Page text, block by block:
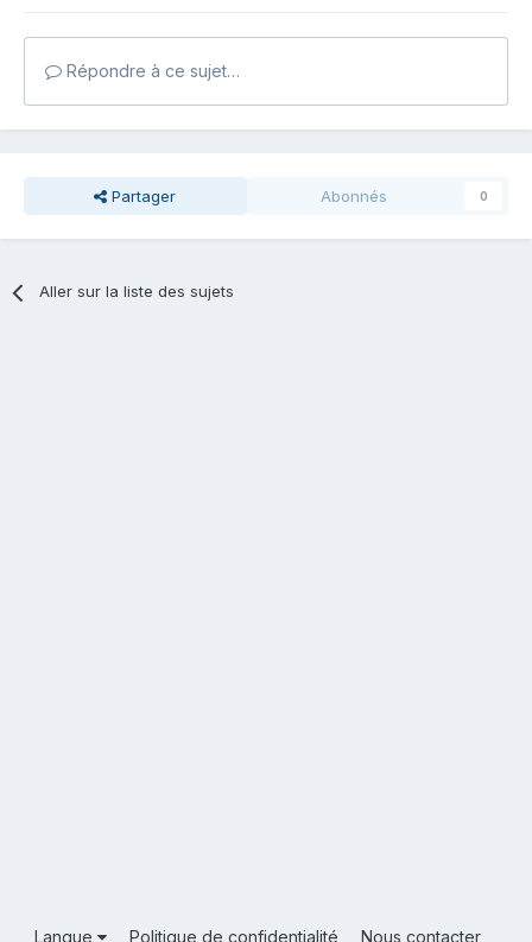
Répondre à ce sujet…
Partager Abonnés 0
Aller sur la liste des sujets
Langue Politique de confidentialité Nous contacter